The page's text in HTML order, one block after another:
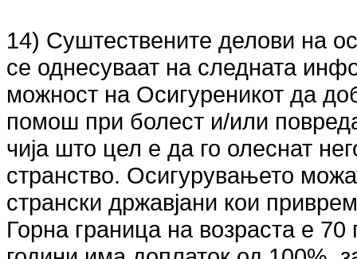
14) Суштествените делови на
се однесуваат на следната
можност на Осигуреникот да
помош при болест и/или
чија што цел е да го олеснат
странство. Осигурувањето
странски државјани кои
Горна граница на возраста е